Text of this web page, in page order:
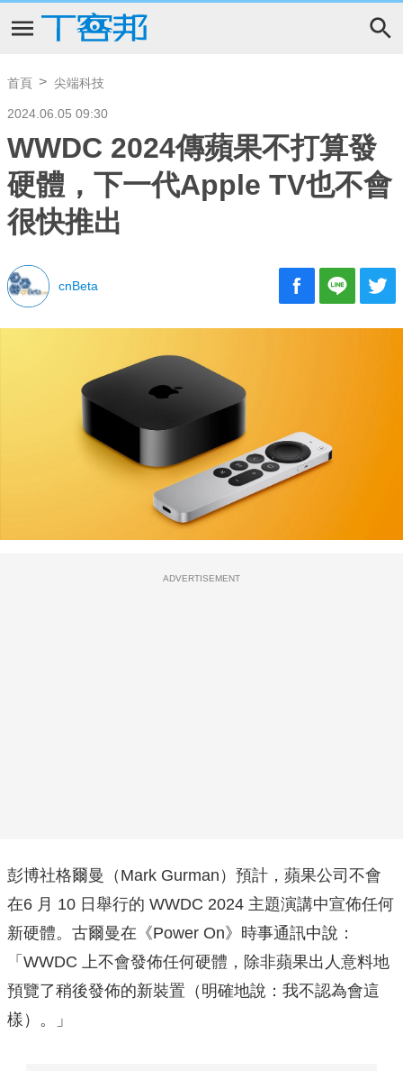
首頁 尖端科技
2024.06.05 09:30
WWDC 2024傳蘋果不打算發
硬體，下一代Apple TV也不會
很快推出
cnBeta
ADVERTISEMENT
彭博社格爾曼（Mark Gurman）預計，蘋果公司不會
在6 月 10 日舉行的 WWDC 2024 主題演講中宣佈任何
新硬體。古爾曼在《Power On》時事通訊中說：
「WWDC 上不會發佈任何硬體，除非蘋果出人意料地
預覽了稍後發佈的新裝置（明確地說：我不認為會這
樣）。」